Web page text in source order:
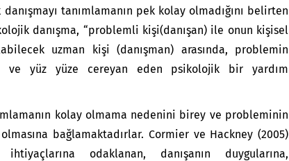
tanımlamanın pek kolay olmadığını belirten
danışma, “problemli kişi(danışan) ile onun kişisel
uzman kişi (danışman) arasında, problemin
ve yüz yüze cereyan eden psikolojik bir yardım
kolay olmama nedenini birey ve probleminin
bağlamaktadırlar. Cormier ve Hackney (2005)
ihtiyaçlarına odaklanan, danışanın duygularına,